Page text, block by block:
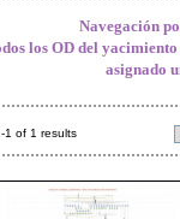
Navegación
los OD del
asignado
1 of 1 results